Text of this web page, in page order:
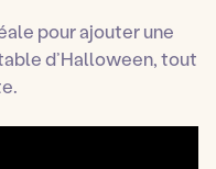
pour ajouter une
d’Halloween, tout